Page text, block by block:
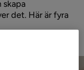
det. Här är fyra